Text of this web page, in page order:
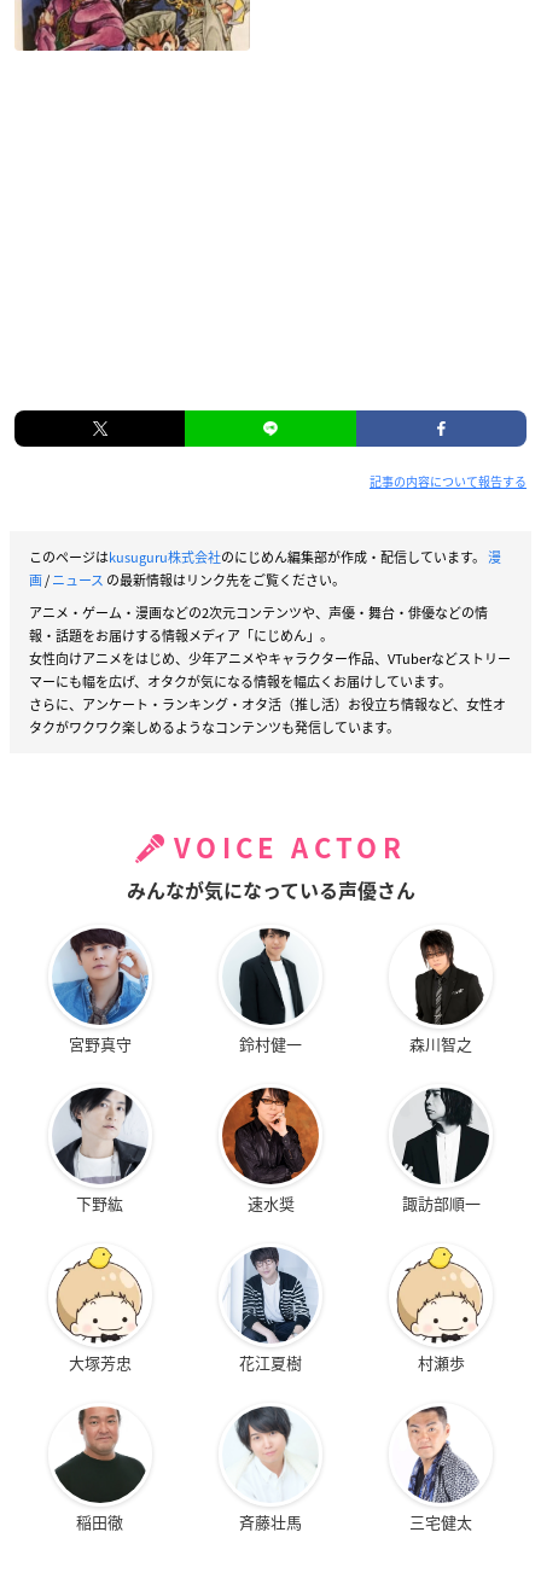
記事の内容について報告する
このページはkusuguru株式会社のにじめん編集部が作成・配信しています。 漫
画/ニュース の最新情報はリンク先をご覧ください。
アニメ・ゲーム・漫画などの2次元コンテンツや、声優・舞台・俳優などの情
報・話題をお届けする情報メディア「にじめん」。
女性向けアニメをはじめ、少年アニメやキャラクター作品、VTuberなどストリー
マーにも幅を広げ、オタクが気になる情報を幅広くお届けしています。
さらに、アンケート・ランキング・オタ活（推し活）お役立ち情報など、女性オ
タクがワクワク楽しめるようなコンテンツも発信しています。
VOICE ACTOR
みんなが気になっている声優さん
宮野真守 鈴村健一 森川智之
下野紘 速水奨 諏訪部順一
大塚芳忠 花江夏樹 村瀬歩
稲田徹 斉藤壮馬 三宅健太